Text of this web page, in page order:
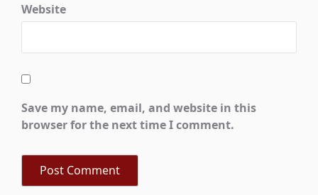
Website
Save my name, email, and website in this
browser for the next time I comment.